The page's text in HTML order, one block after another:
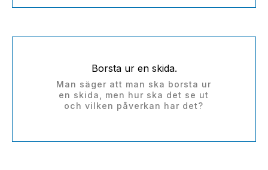
Borsta ur en skida.
Man säger att man ska borsta ur
en skida, men hur ska det se ut
och vilken påverkan har det?